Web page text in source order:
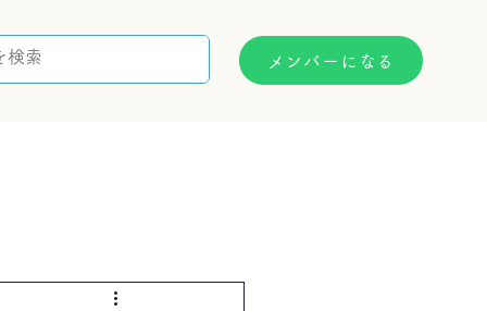
メンバーになる